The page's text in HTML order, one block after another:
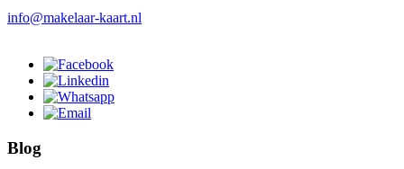
info@makelaar-kaart.nl
Blog